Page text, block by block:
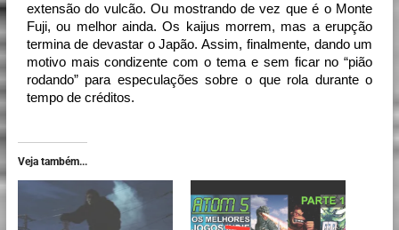
extensão do vulcão. Ou mostrando de vez que é o Monte
Fuji, ou melhor ainda. Os kaijus morrem, mas a erupção
termina de devastar o Japão. Assim, finalmente, dando um
motivo mais condizente com o tema e sem ficar no “pião
rodando” para especulações sobre o que rola durante o
tempo de créditos.
Veja também...